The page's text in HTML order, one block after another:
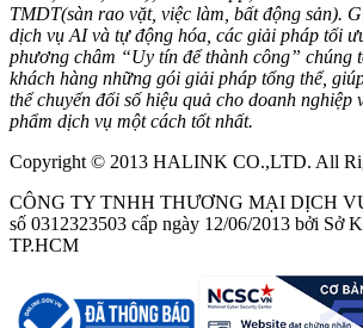
TMDT(sàn rao vặt, việc làm, bất động sản).
dịch vụ AI và tự động hóa, các giải pháp tối
phương châm “Uy tín để thành công” chúng
khách hàng những gói giải pháp tổng thể,
thể chuyển đổi số hiệu quả cho doanh nghiệp
phẩm dịch vụ một cách tốt nhất.
Copyright © 2013 HALINK CO.,LTD. All
CÔNG TY TNHH THƯƠNG MẠI DỊCH
số 0312323503 cấp ngày 12/06/2013 bởi Sở
TP.HCM